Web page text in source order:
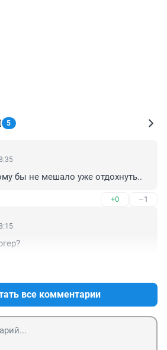
5
бы не мешало уже отдохнуть..
+0 –1
все комментарии